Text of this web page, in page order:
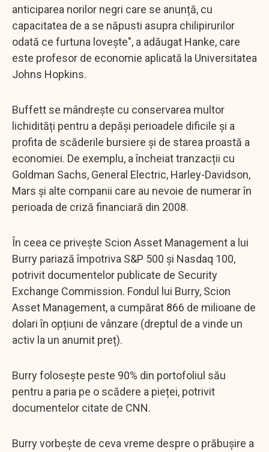
anticiparea norilor negri care se anunță, cu
capacitatea de a se năpusti asupra chilipirurilor
odată ce furtuna lovește", a adăugat Hanke, care
este profesor de economie aplicată la Universitatea
Johns Hopkins.
Buffett se mândrește cu conservarea multor
lichidități pentru a depăși perioadele dificile și a
profita de scăderile bursiere și de starea proastă a
economiei. De exemplu, a încheiat tranzacții cu
Goldman Sachs, General Electric, Harley-Davidson,
Mars și alte companii care au nevoie de numerar în
perioada de criză financiară din 2008.
În ceea ce privește Scion Asset Management a lui
Burry pariază împotriva S&P 500 și Nasdaq 100,
potrivit documentelor publicate de Security
Exchange Commission. Fondul lui Burry, Scion
Asset Management, a cumpărat 866 de milioane de
dolari în opțiuni de vânzare (dreptul de a vinde un
activ la un anumit preț).
Burry folosește peste 90% din portofoliul său
pentru a paria pe o scădere a pieței, potrivit
documentelor citate de CNN.
Burry vorbește de ceva vreme despre o prăbușire a